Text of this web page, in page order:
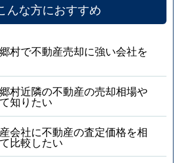
んな方におすすめ
村で不動産売却に強い会社を
村近隣の不動産の売却相場や
知りたい
会社に不動産の査定価格を相
比較したい